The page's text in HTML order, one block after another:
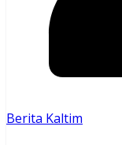
Berita Kaltim